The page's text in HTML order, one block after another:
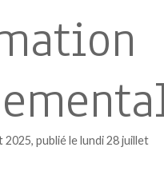
publié le lundi 28 juillet